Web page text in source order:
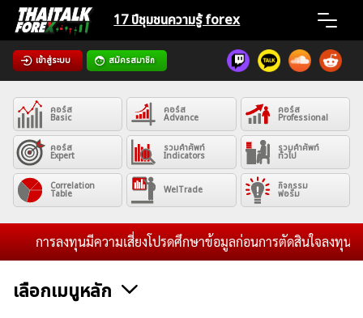
Skip
content
17 ปีชุมชนความรู้ forex
เข้าสู่ระบบ สมัครสมาชิก
Home
News
Articles
VPS Register
คอร์ส
Basic
คอร์ส
Advance
คอร์ส
Professional
คอร์ส
Expert
รวมคำศัพท์
Indicators
รวมคำศัพท์
ทั่วไป
Correlation
Table WelTrade กิจกรรม
ฟอรั่ม
การลงทุนมีความเสี่ยงโปรดศึกษาข้อมูลก่อนการตัดสินใจลงทุน แ
เลือกเมนูหลัก